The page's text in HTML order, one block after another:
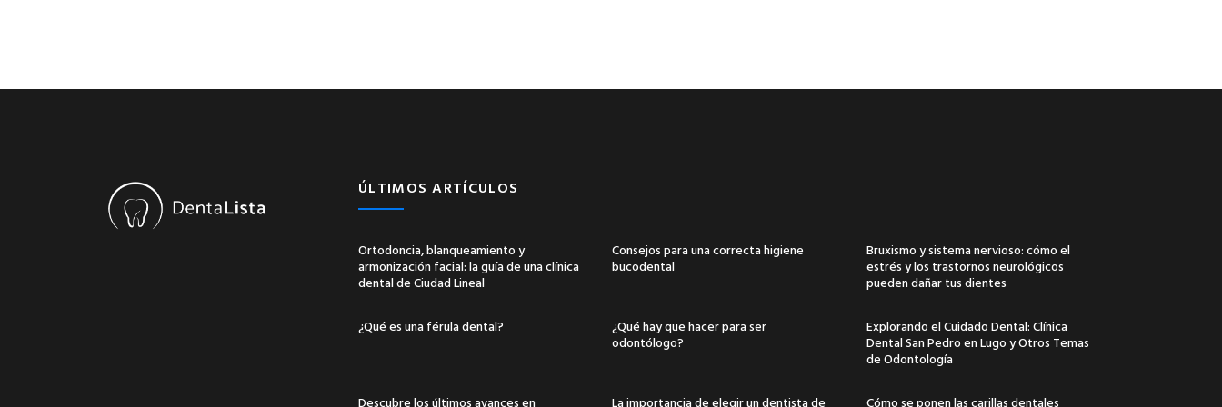
ÚLTIMOS ARTÍCULOS
Ortodoncia, blanqueamiento y
armonización facial: la guía de una clínica
dental de Ciudad Lineal
Consejos para una correcta higiene
bucodental
Bruxismo y sistema nervioso: cómo el
estrés y los trastornos neurológicos
pueden dañar tus dientes
¿Qué es una férula dental?
¿Qué hay que hacer para ser
odontólogo?
Explorando el Cuidado Dental: Clínica
Dental San Pedro en Lugo y Otros Temas
de Odontología
Descubre los últimos avances en La importancia de elegir un dentista de Cómo se ponen las carillas dentales